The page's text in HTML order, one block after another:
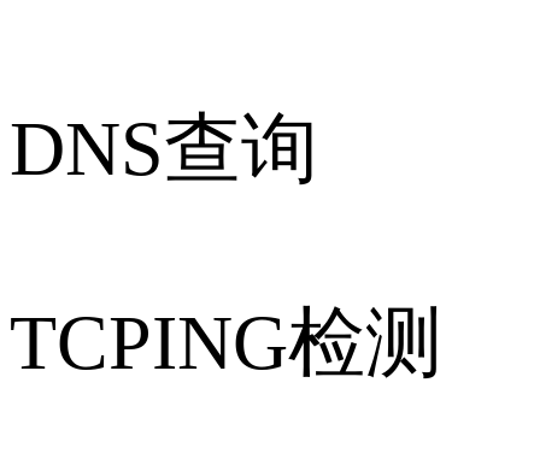
DNS查询
TCPING检测